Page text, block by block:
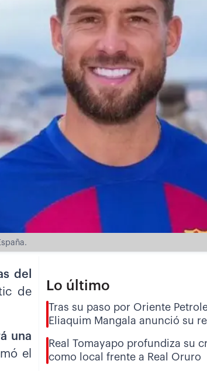
del
de
una
el
Lo último
Tras su paso por Oriente
Eliaquim Mangala anunció su
Real Tomayapo profundiza su
como local frente a Real Oruro